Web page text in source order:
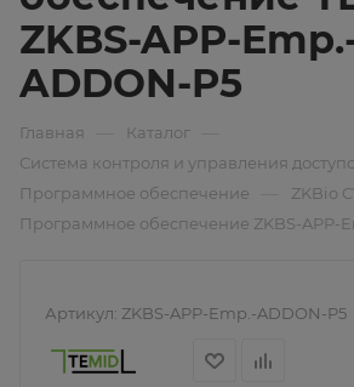
ZKBS-APP-
ADDON-P5
Главная Каталог
Система контроля и управления
Программное обеспечение ZKBio
Программное обеспечение ZKBS-APP-
Артикул: ZKBS-APP-Emp.-ADDON-P5